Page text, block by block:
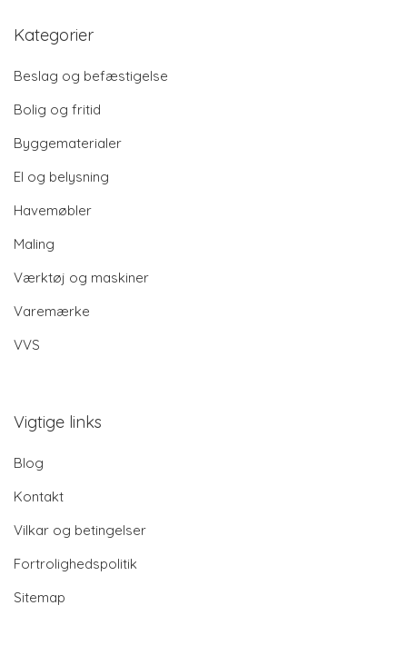
Kategorier
Beslag og befæstigelse
Bolig og fritid
Byggematerialer
El og belysning
Havemøbler
Maling
Værktøj og maskiner
Varemærke
VVS
Vigtige links
Blog
Kontakt
Vilkar og betingelser
Fortrolighedspolitik
Sitemap